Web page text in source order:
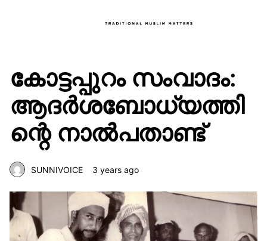
കോട്ടപ്പുറം സംവാദം:
ആദർശബോധ്യത്തി
ന്റെ നാൽപതാണ്ട്
SUNNIVOICE 3 years ago